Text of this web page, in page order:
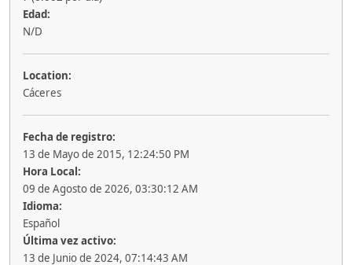
Edad:
N/D
Location:
Cáceres
Fecha de registro:
13 de Mayo de 2015, 12:24:50 PM
Hora Local:
09 de Agosto de 2026, 03:30:12 AM
Idioma:
Español
Última vez activo:
13 de Junio de 2024, 07:14:43 AM